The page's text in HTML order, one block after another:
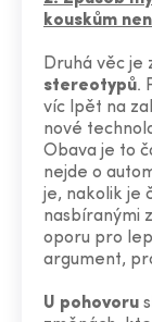
kouskům
Druhá věc je
stereotypů.
víc lpět na
nové
Obava je to
nejde o
je, nakolik je
nasbíranými
oporu pro
argument,
U pohovoru